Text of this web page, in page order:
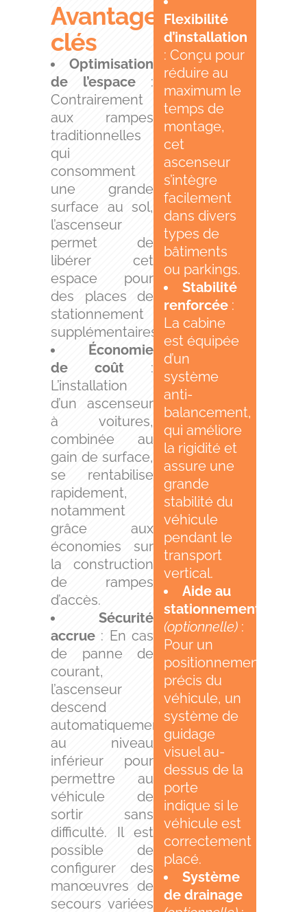
Avantages
clés
Optimisation
de l’espace :
Contrairement
aux rampes
traditionnelles
qui
consomment
une grande
surface au sol,
l’ascenseur
permet de
libérer cet
espace pour
des places de
stationnement
supplémentaires.
Économie
de coût :
L’installation
d’un ascenseur
à voitures,
combinée au
gain de surface,
se rentabilise
rapidement,
notamment
grâce aux
économies sur
la construction
de rampes
d’accès.
Sécurité
accrue : En cas
de panne de
courant,
l’ascenseur
descend
automatiquement
au niveau
inférieur pour
permettre au
véhicule de
sortir sans
difficulté. Il est
possible de
configurer des
manœuvres de
secours variées
Flexibilité
d’installation
: Conçu pour
réduire au
maximum le
temps de
montage,
cet
ascenseur
s’intègre
facilement
dans divers
types de
bâtiments
ou parkings.
Stabilité
renforcée :
La cabine
est équipée
d’un
système
anti-
balancement,
qui améliore
la rigidité et
assure une
grande
stabilité du
véhicule
pendant le
transport
vertical.
Aide au
stationnement
(optionnelle) :
Pour un
positionnement
précis du
véhicule, un
système de
guidage
visuel au-
dessus de la
porte
indique si le
véhicule est
correctement
placé.
Système
de drainage